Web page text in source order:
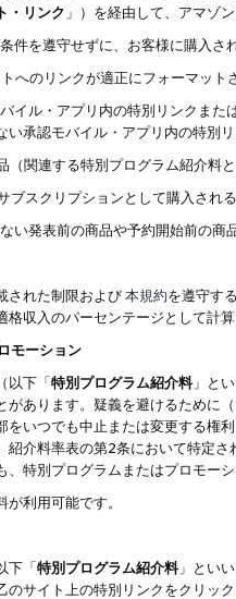
・リンク 」）を経由して、アマゾ
件を遵守せずに、お客様に購入さ
へのリンクが適正にフォーマッ
イル・アプリ内の特別リンクま
い承認モバイル・アプリ内の特別
（関連する特別プログラム紹介料
ブスクリプションとして購入され
い発表前の商品や予約開始前の商
された制限および本規約を遵守す
格収入のパーセンテージとして計
モーション
以下「特別プログラム紹介料」と
があります。疑義を避けるために
をいつでも中止または変更する権
紹介料率表の第2条において特定
、特別プログラムまたはプロモー
利用可能です。
下「特別プログラム紹介料」とい
のサイト上の特別リンクをクリッ